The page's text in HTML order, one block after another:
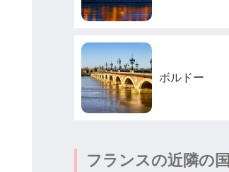
ボルドー
フランスの近隣の国